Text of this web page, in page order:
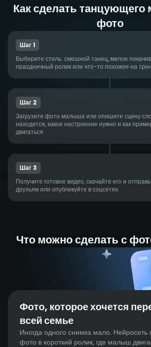
Как сделать
фото
Шаг 1
Выберите стиль: смешной танец, милое
праздничный ролик или что-то похожее на
Шаг 2
Загрузите фото малыша или опишите сцену
находится, какое настроение нужно и как
двигаться.
Шаг 3
Получите готовое видео, скачайте его и
друзьям или опубликуйте в соцсетях.
Что можно сделать с
Фото, которое хочется
всей семье
Иногда одного снимка мало.
фото в короткий ролик, где малыш